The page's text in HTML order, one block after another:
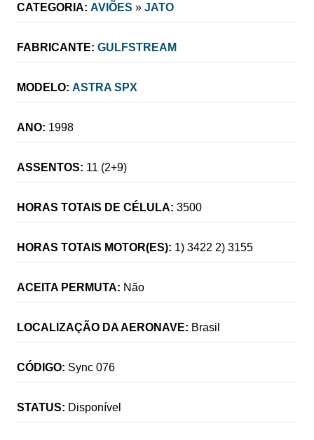
CATEGORIA: AVIÕES » JATO
FABRICANTE: GULFSTREAM
MODELO: ASTRA SPX
ANO: 1998
ASSENTOS: 11 (2+9)
HORAS TOTAIS DE CÉLULA: 3500
HORAS TOTAIS MOTOR(ES): 1) 3422 2) 3155
ACEITA PERMUTA: Não
LOCALIZAÇÃO DA AERONAVE: Brasil
CÓDIGO: Sync 076
STATUS: Disponível